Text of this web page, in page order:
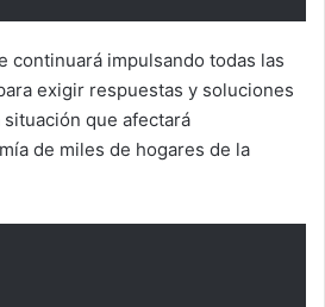
continuará impulsando todas las
exigir respuestas y soluciones
que afectará
de miles de hogares de la